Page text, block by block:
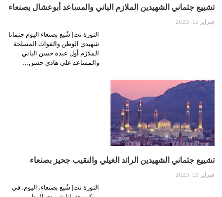
تشييع جثماني الشهيدين الملازم الباني والمساعد أبوعشال بصنعاء
فبراير 15, 2025
الثورة نت| شُيع بصنعاء اليوم جثمانا
شهيدي الوطن والقوات المسلحة
الملازم أول عبده حسن الباني
والمساعد علي هادي حسن…
تشييع جثماني الشهيدين الرائد الغيلي والنقيب جحيز بصنعاء
فبراير 13, 2025
الثورة نت| شُيع بصنعاء، اليوم، في